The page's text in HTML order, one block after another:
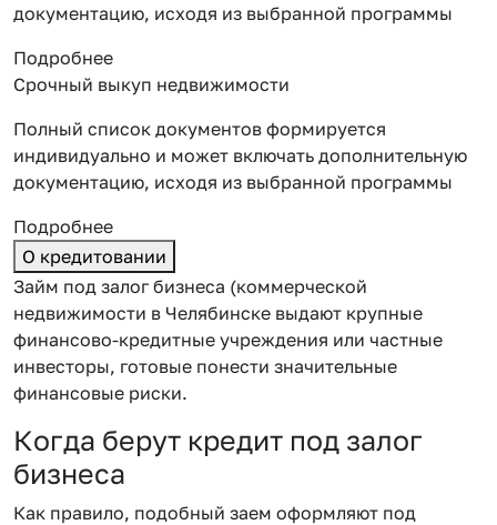
документацию, исходя из выбранной программы
Подробнее
Срочный выкуп недвижимости
Полный список документов формируется
индивидуально и может включать дополнительную
документацию, исходя из выбранной программы
Подробнее
О кредитовании
Займ под залог бизнеса (коммерческой
недвижимости в Челябинске выдают крупные
финансово-кредитные учреждения или частные
инвесторы, готовые понести значительные
финансовые риски.
Когда берут кредит под залог
бизнеса
Как правило, подобный заем оформляют под